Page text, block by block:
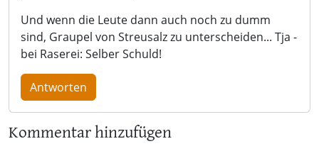
Und wenn die Leute dann auch noch zu dumm
sind, Graupel von Streusalz zu unterscheiden... Tja -
bei Raserei: Selber Schuld!
Antworten
Kommentar hinzufügen